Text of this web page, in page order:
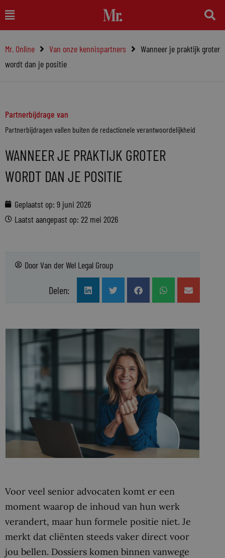
naar
inhoud
Main
Menu
Mr. Online Van onze kennispartners
Wanneer je praktijk groter
wordt dan je positie
Partnerbijdrage van
Partnerbijdragen vallen buiten de redactionele verantwoordelijkheid
WANNEER JE PRAKTIJK GROTER
WORDT DAN JE POSITIE
Geplaatst op: 9 juni 2026
Laatst aangepast op: 22 mei 2026
DoorVan der Wel Legal Group
Delen:
​Voor veel senior advocaten komt er een
moment waarop de inhoud van hun werk
verandert, maar hun formele positie niet. Je
merkt dat cliënten steeds vaker direct voor
jou bellen. Dossiers komen binnen vanwege